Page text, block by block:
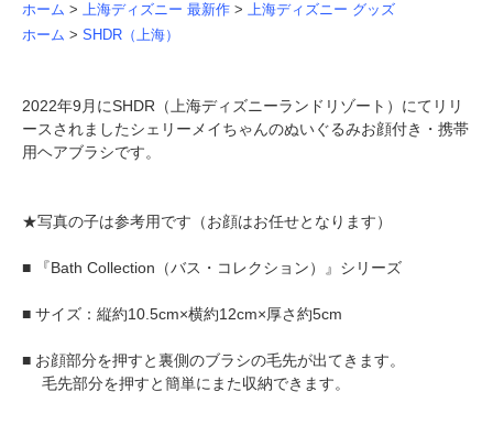
ホーム > 上海ディズニー 最新作 > 上海ディズニー グッズ
ホーム > SHDR（上海）
2022年9月にSHDR（上海ディズニーランドリゾート）にてリリ
ースされましたシェリーメイちゃんのぬいぐるみお顔付き・携帯
用ヘアブラシです。
★写真の子は参考用です（お顔はお任せとなります）
■ 『Bath Collection（バス・コレクション）』シリーズ
■ サイズ：縦約10.5cm×横約12cm×厚さ約5cm
■ お顔部分を押すと裏側のブラシの毛先が出てきます。
毛先部分を押すと簡単にまた収納できます。